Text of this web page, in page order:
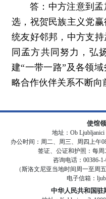
答：中方注意到
选，祝贺民族主义党
统友好邻邦，中方支
同孟方共同努力，弘
建“一带一路”及各领
略合作伙伴关系不断向
中华人民共和国驻
使馆
地址：Ob Ljubljanici
办公时间：周二、周三、周四上午
签证、公证和护照：每周
咨询电话：00386-
（斯洛文尼亚当地时间周一至周
电子信箱：